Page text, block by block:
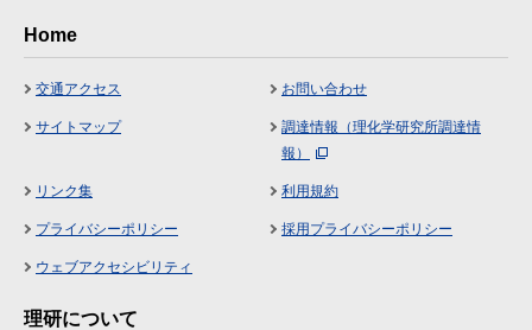
Home
交通アクセス お問い合わせ
サイトマップ
調達情報（理化学研究所調達情
報）
リンク集 利用規約
プライバシーポリシー 採用プライバシーポリシー
ウェブアクセシビリティ
理研について